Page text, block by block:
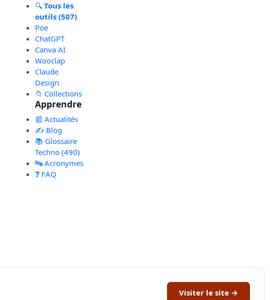
🔍Tous les
outils (507)
Poe
ChatGPT
Canva AI
Wooclap
Claude
Design
📁 Collections
Apprendre
📰 Actualités
✍️ Blog
📚 Glossaire
Techno (490)
🔤 Acronymes
❓ FAQ
Visiter le site →